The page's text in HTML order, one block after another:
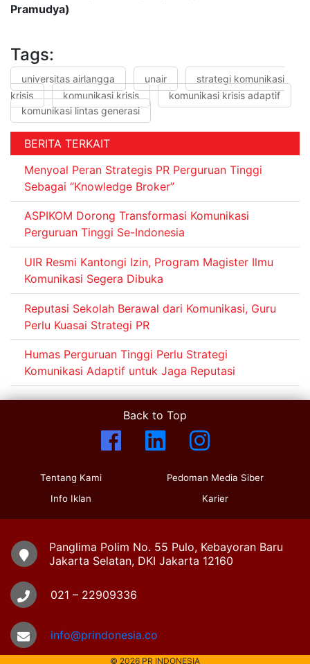
Pramudya)
Tags:
universitas airlangga unair
strategi komunikasi
krisis
komunikasi krisis
komunikasi krisis adaptif
komunikasi lintas generasi
BERITA TERKAIT
Menyoal Peran Strategis PR Perguruan Tinggi
Sebagai “Knowledge Broker”
ASPIKOM Dorong Transformasi Komunikasi
Perguruan Tinggi Se-Indonesia
UIR Resmi Kantongi Izin, Program Magister Ilmu
Komunikasi Segera Dibuka
Reputasi Sekolah Berawal dari Komunikasi, Guru
Perlu Kuasai Strategi PR
Humas Perguruan Tinggi Perlu Strategi
Komunikasi Adaptif untuk Jaga Reputasi
Back to Top
Tentang Kami
Info Iklan
Pedoman Media Siber
Karier
Panglima Polim No. 55 Pulo, Kebayoran Baru
Jakarta Selatan, DKI Jakarta 12160
021 – 22909336
info@prindonesia.co
© 2026 PR INDONESIA